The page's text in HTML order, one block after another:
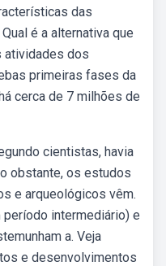
das
é a alternativa que
atividades dos
primeiras fases da
cerca de 7 milhões de
cientistas, havia
obstante, os estudos
e arqueológicos vêm.
intermediário) e
a. Veja
e desenvolvimentos